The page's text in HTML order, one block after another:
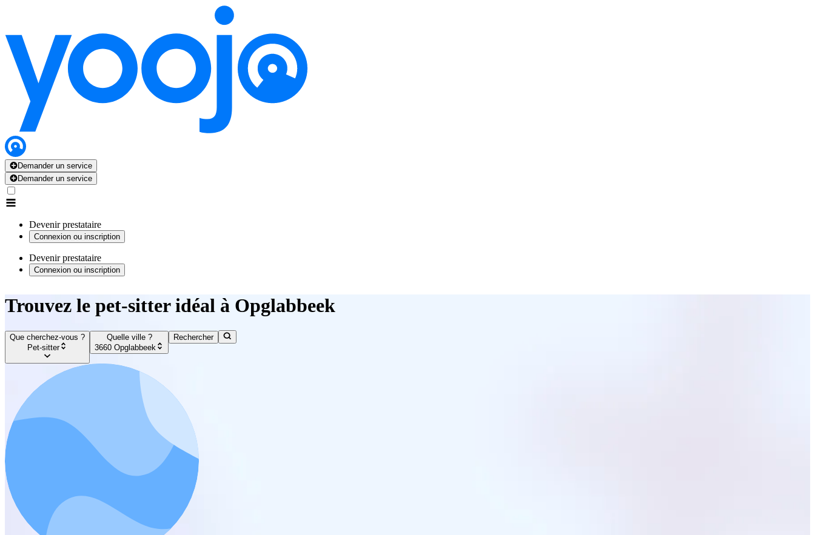
Demander un service
Demander un service
Devenir prestataire
Connexion ou inscription
Devenir prestataire
Connexion ou inscription
Trouvez le pet-sitter idéal à Opglabbeek
Que cherchez-vous ?
Pet-sitter
Quelle ville ?
3660 Opglabbeek
Rechercher